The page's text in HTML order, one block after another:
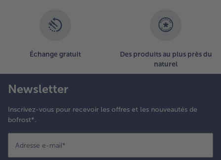
Échange gratuit
Des produits au plus près du
naturel
Newsletter
Inscrivez-vous pour recevoir les offres et les nouveautés de
bofrost*.
Adresse e-mail*